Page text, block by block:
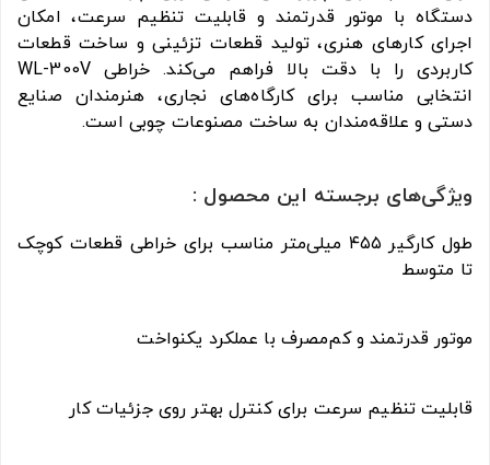
دستگاه با موتور قدرتمند و قابلیت تنظیم سرعت، امکان
اجرای کارهای هنری، تولید قطعات تزئینی و ساخت قطعات
کاربردی را با دقت بالا فراهم می‌کند. خراطی WL-300V
انتخابی مناسب برای کارگاه‌های نجاری، هنرمندان صنایع
دستی و علاقه‌مندان به ساخت مصنوعات چوبی است.
ویژگی‌های برجسته این محصول :
طول کارگیر ۴۵۵ میلی‌متر مناسب برای خراطی قطعات کوچک
تا متوسط
موتور قدرتمند و کم‌مصرف با عملکرد یکنواخت
قابلیت تنظیم سرعت برای کنترل بهتر روی جزئیات کار